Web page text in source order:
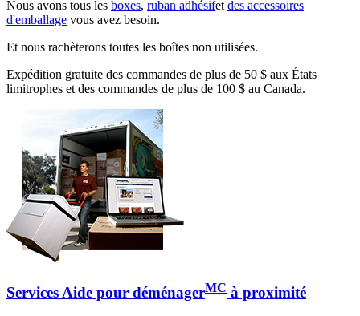
Nous avons tous les boxes, ruban adhésifetdes accessoires
d'emballage vous avez besoin.
Et nous rachèterons toutes les boîtes non utilisées.
Expédition gratuite des commandes de plus de 50 $ aux États
limitrophes et des commandes de plus de 100 $ au Canada.
Services Aide pour déménagerMC à proximité